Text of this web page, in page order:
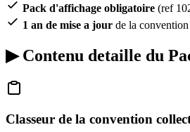
Pack d'affichage obligatoire (ref
1 an de mise a jour de la convention
▶Contenu detaille du
Classeur de la convention